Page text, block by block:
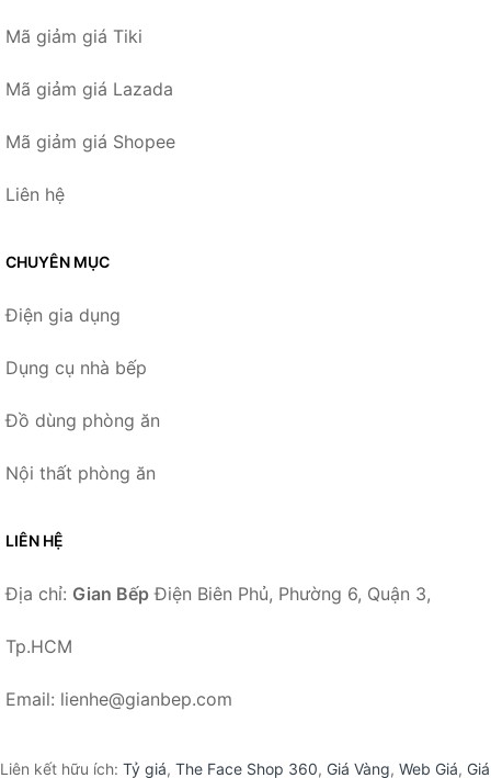
Mã giảm giá Tiki
Mã giảm giá Lazada
Mã giảm giá Shopee
Liên hệ
CHUYÊN MỤC
Điện gia dụng
Dụng cụ nhà bếp
Đồ dùng phòng ăn
Nội thất phòng ăn
LIÊN HỆ
Địa chỉ: Gian Bếp Điện Biên Phủ, Phường 6, Quận 3,
Tp.HCM
Email: lienhe@gianbep.com
Liên kết hữu ích: Tỷ giá, The Face Shop 360, Giá Vàng, Web Giá, Giá